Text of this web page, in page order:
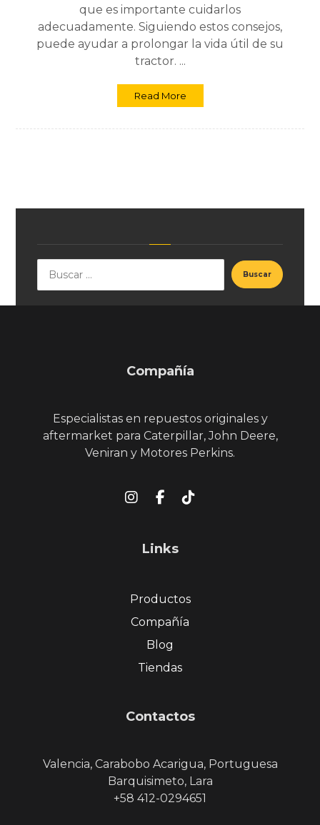
que es importante cuidarlos
adecuadamente. Siguiendo estos consejos,
puede ayudar a prolongar la vida útil de su
tractor. ...
Read More
Compañía
Especialistas en repuestos originales y
aftermarket para Caterpillar, John Deere,
Veniran y Motores Perkins.
Links
Productos
Compañía
Blog
Tiendas
Contactos
Valencia, Carabobo Acarigua, Portuguesa
Barquisimeto, Lara
+58 412-0294651